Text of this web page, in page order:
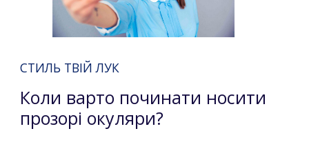
СТИЛЬ ТВІЙ ЛУК
Коли варто починати носити
прозорі окуляри?